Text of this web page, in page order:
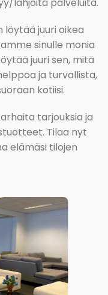
löytää juuri oikea
sinulle monia
juuri sen, mitä
ja turvallista,
kotiisi.
tarjouksia ja
Tilaa nyt
elämäsi tilojen